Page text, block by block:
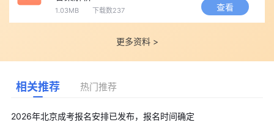
1.03MB 下载数237 查看
更多资料 >
相关推荐 热门推荐
2026年北京成考报名安排已发布，报名时间确定